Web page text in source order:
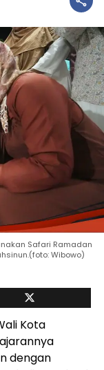
Safari Ramadan
Wibowo)
Kota
dengan